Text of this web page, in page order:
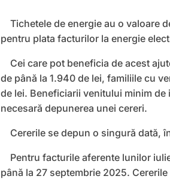
Tichetele de energie au o valoare
pentru plata facturilor la energie
Cei care pot beneficia de acest
de până la 1.940 de lei, familiile cu
de lei. Beneficiarii venitului minim
necesară depunerea unei cereri.
Cererile se depun o singură dată,
Pentru facturile aferente lunilor
până la 27 septembrie 2025.